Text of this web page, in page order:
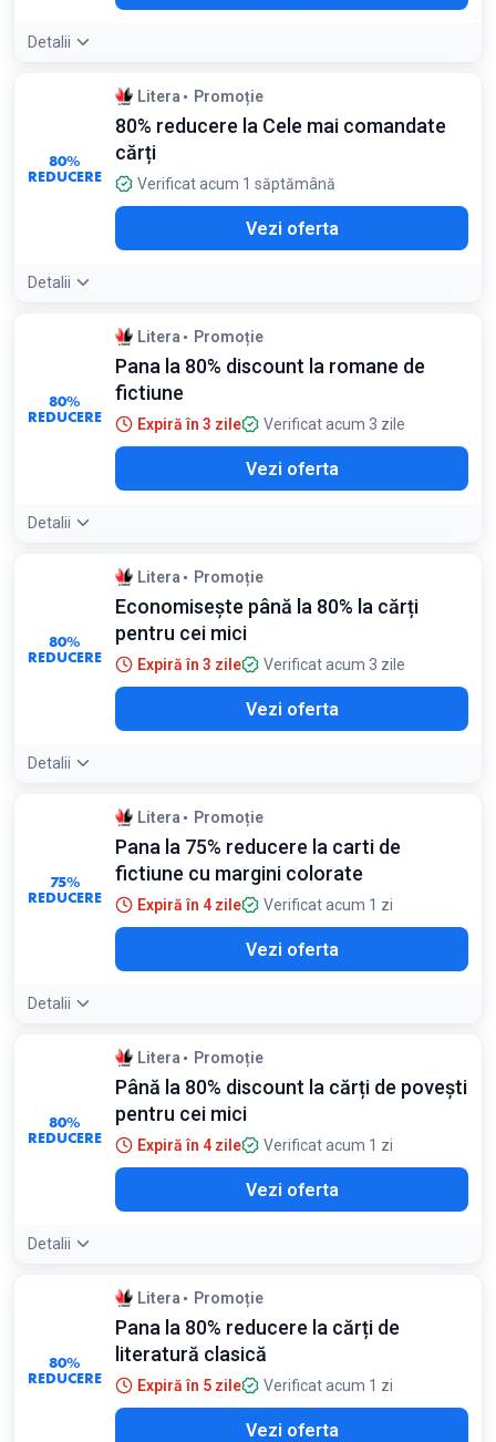
Detalii
80%
REDUCERE
Litera Promoție
80% reducere la Cele mai comandate
cărți
Verificat acum 1 săptămână
Vezi oferta
Detalii
Detaliile ofertei: Carti precum 'Furia' sau 'Viata ca un rau'
sunt disponibile la preturi de lichidare
80%
REDUCERE
Litera Promoție
Pana la 80% discount la romane de
fictiune
Expiră în 3 zile Verificat acum 3 zile
Vezi oferta
Detalii
80%
REDUCERE
Litera Promoție
Economisește până la 80% la cărți
pentru cei mici
Expiră în 3 zile Verificat acum 3 zile
Vezi oferta
Detalii
75%
REDUCERE
Litera Promoție
Pana la 75% reducere la carti de
fictiune cu margini colorate
Expiră în 4 zile Verificat acum 1 zi
Vezi oferta
Detalii
80%
REDUCERE
Litera Promoție
Până la 80% discount la cărți de povești
pentru cei mici
Expiră în 4 zile Verificat acum 1 zi
Vezi oferta
Detalii
80%
REDUCERE
Litera Promoție
Pana la 80% reducere la cărți de
literatură clasică
Expiră în 5 zile Verificat acum 1 zi
Vezi oferta